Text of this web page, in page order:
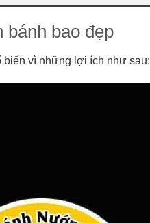
bánh bao đẹp
biến vì những lợi ích như sau: